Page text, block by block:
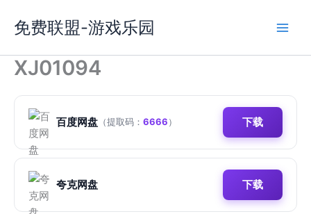
容
免费联盟-游戏乐园
XJ01094
百度网盘 （提取码： 6666） 下载
夸克网盘 下载